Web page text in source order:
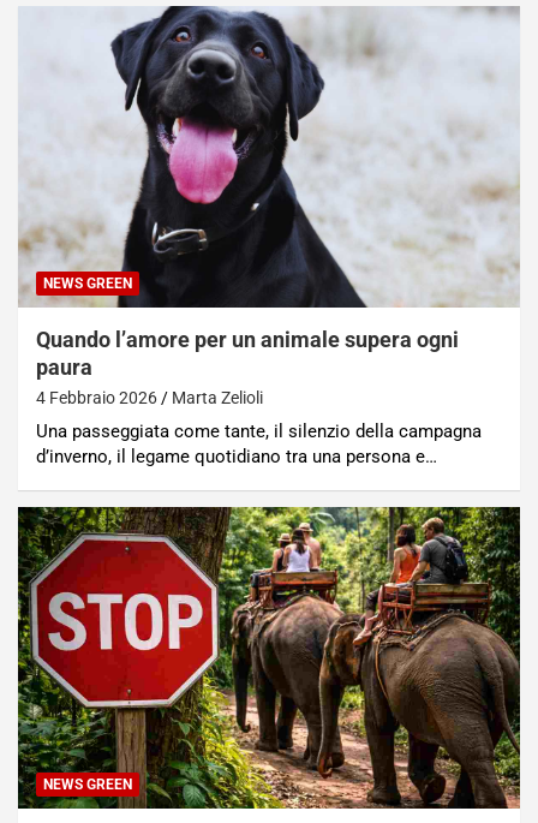
NEWS GREEN
Quando l’amore per un animale supera ogni
paura
4 Febbraio 2026 Marta Zelioli
Una passeggiata come tante, il silenzio della campagna
d’inverno, il legame quotidiano tra una persona e…
NEWS GREEN